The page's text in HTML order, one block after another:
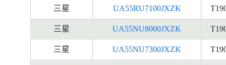
三星 UA55RU7100JXZK
三星 UA55NU8000JXZK
三星 UA55NU7300JXZK